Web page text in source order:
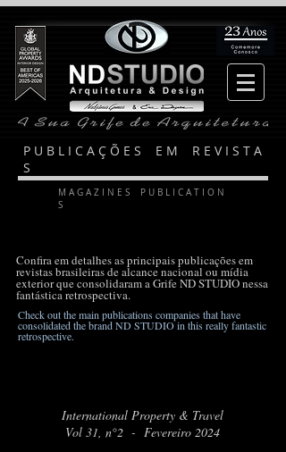
P U B L I C A Ç Õ E S E M R E V I S T A
S
M A G A Z I N E S P U B L I C A T I O N
S
Confira em detalhes as principais publicações em
revistas brasileiras de alcance nacional ou mídia
exterior que consolidaram a Grife ND STUDIOnessa
fantástica retrospectiva.
Check out the main publications companies that have
consolidated the brand ND STUDIO in this really fantastic
retrospective.
International Property & Travel
Vol 31, n°2 - Fevereiro 2024